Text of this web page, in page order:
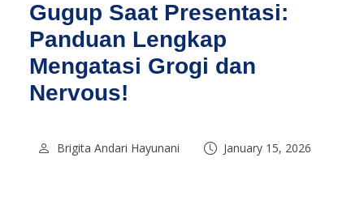
Gugup Saat Presentasi:
Panduan Lengkap
Mengatasi Grogi dan
Nervous!
Brigita Andari Hayunani January 15, 2026